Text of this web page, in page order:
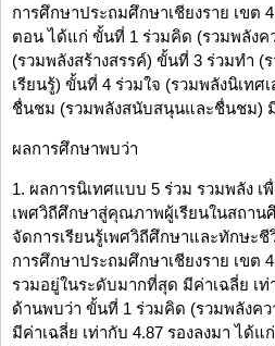
การศึกษาประถมศึกษาเชียงราย เขต
ตอน ได้แก่ ขั้นที่ 1 ร่วมคิด (รวมพลังค
(รวมพลังสร้างสรรค์) ขั้นที่ 3 ร่วมทำ
เรียนรู้) ขั้นที่ 4 ร่วมใจ (รวมพลังนิเทศ
ชื่นชม (รวมพลังสนับสนุนและชื่นชม)
ผลการศึกษาพบว่า
1. ผลการนิเทศแบบ 5 ร่วม รวมพลัง
เพศวิถีศึกษาสู่คุณภาพผู้เรียนในสถาน
จัดการเรียนรู้เพศวิถีศึกษาและทักษะ
การศึกษาประถมศึกษาเชียงราย เขต
รวมอยู่ในระดับมากที่สุด มีค่าเฉลี่ย เ
ด้านพบว่า ขั้นที่ 1 ร่วมคิด (รวมพลังค
มีค่าเฉลี่ย เท่ากับ 4.87 รองลงมา ได้